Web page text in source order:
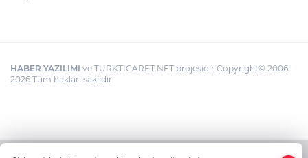
HABER YAZILIMI ve TURKTICARET.NET projesidir Copyright© 2006-
2026 Tüm hakları saklıdır.